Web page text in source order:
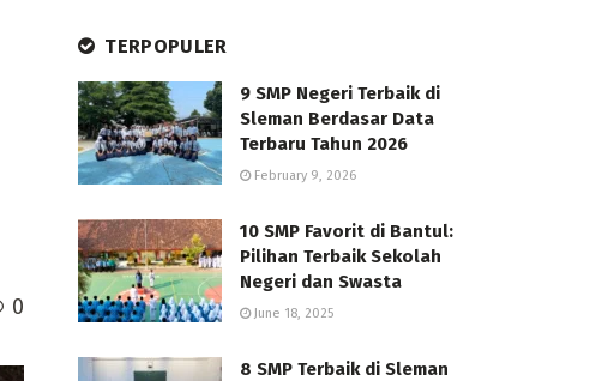
0
TERPOPULER
9 SMP Negeri Terbaik di
Sleman Berdasar Data
Terbaru Tahun 2026
February 9, 2026
10 SMP Favorit di Bantul:
Pilihan Terbaik Sekolah
Negeri dan Swasta
June 18, 2025
8 SMP Terbaik di Sleman